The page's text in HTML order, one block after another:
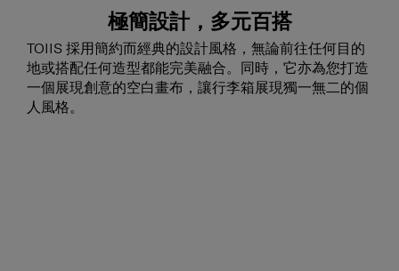
極簡設計，多元百搭
TOIIS 採用簡約而經典的設計風格，無論前往任何目的
地或搭配任何造型都能完美融合。同時，它亦為您打造
一個展現創意的空白畫布，讓行李箱展現獨一無二的個
人風格。